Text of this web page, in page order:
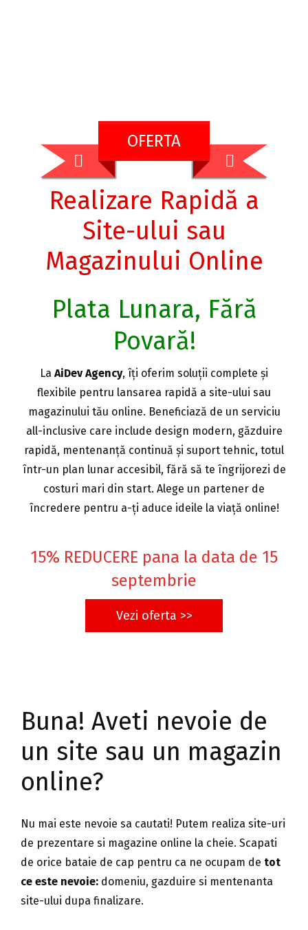
OFERTA
Realizare Rapidă a
Site-ului sau
Magazinului Online
Plata Lunara, Fără
Povară!
La AiDev Agency, îți oferim soluții complete și
flexibile pentru lansarea rapidă a site-ului sau
magazinului tău online. Beneficiază de un serviciu
all-inclusive care include design modern, găzduire
rapidă, mentenanță continuă și suport tehnic, totul
într-un plan lunar accesibil, fără să te îngrijorezi de
costuri mari din start. Alege un partener de
încredere pentru a-ți aduce ideile la viață online!
15% REDUCERE pana la data de 15
septembrie
Vezi oferta >>
Buna! Aveti nevoie de
un site sau un magazin
online?
Nu mai este nevoie sa cautati! Putem realiza site-uri
de prezentare si magazine online la cheie. Scapati
de orice bataie de cap pentru ca ne ocupam de tot
ce este nevoie: domeniu, gazduire si mentenanta
site-ului dupa finalizare.